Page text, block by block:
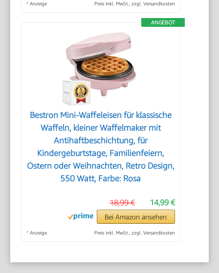
* Anzeige Preis inkl. MwSt., zzgl. Versandkosten
ANGEBOT
Bestron Mini-Waffeleisen für klassische
Waffeln, kleiner Waffelmaker mit
Antihaftbeschichtung, für
Kindergeburtstage, Familienfeiern,
Ostern oder Weihnachten, Retro Design,
550 Watt, Farbe: Rosa
14,99 €
18,99 €
Bei Amazon ansehen
* Anzeige Preis inkl. MwSt., zzgl. Versandkosten